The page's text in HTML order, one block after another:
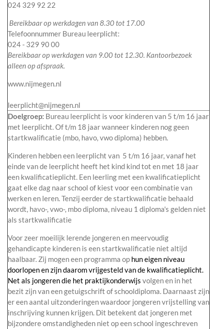
024 329 92 22
Bereikbaar op werkdagen van 8.30 tot 17.00
Telefoonnummer Bureau leerplicht:
024 - 329 90 00
Bereikbaar op werkdagen van 9.00 tot 12.30. Kantoorbezoek
alleen op afspraak.
www.nijmegen.nl
leerplicht@nijmegen.nl
Doelgroep: Bureau leerplicht is voor kinderen van 5 t/m 16 jaar
met leerplicht. Of t/m 18 jaar wanneer kinderen nog geen
startkwalificatie (mbo, havo, vwo diploma) hebben.
Kinderen hebben een leerplicht van 5 t/m 16 jaar, vanaf het
einde van de leerplicht heeft het kind kind tot en met 18 jaar
een kwalificatieplicht. Een leerling met een kwalificatieplicht
gaat elke dag naar school of kiest voor een combinatie van
werken en leren. Tenzij eerder de startkwalificatie behaald
wordt, havo-, vwo-, mbo diploma, niveau 1 diploma's gelden niet
als startkwalificatie
Voor zeer moeilijk lerende jongeren en meervoudig
gehandicapte kinderen is een startkwalificatie niet altijd
haalbaar. Zij mogen een programma op hun eigen niveau
doorlopen en zijn daarom vrijgesteld van de kwalificatieplicht.
Net als jongeren die het praktijkonderwijs volgen en in het
bezit zijn van een getuigschrift of schooldiploma. Daarnaast zijn
er een aantal uitzonderingen waardoor jongeren vrijstelling van
inschrijving kunnen krijgen. Dit betekent dat jongeren met
bijzondere omstandigheden niet op een school ingeschreven